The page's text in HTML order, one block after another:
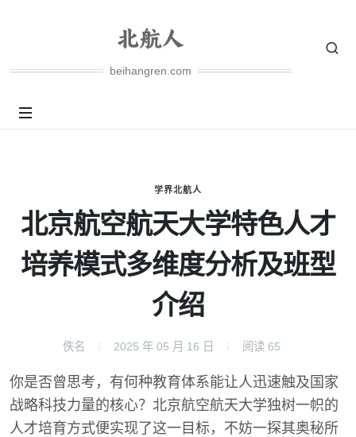
beihangren.com
学界北航人
北京航空航天大学特色人才
培养模式多维度分析及班型
介绍
佚名 2025 年 05 月 16 日 阅读 65
你是否曾思考，有何种教育体系能让人迅速触及国家
战略科技力量的核心？北京航空航天大学独树一帜的
人才培育方式便实现了这一目标，不妨一探其奥秘所